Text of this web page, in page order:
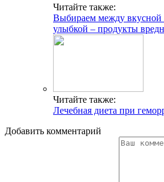
Читайте также:
Выбираем между вкусной
улыбкой – продукты
Читайте также:
Лечебная диета при
Добавить комментарий